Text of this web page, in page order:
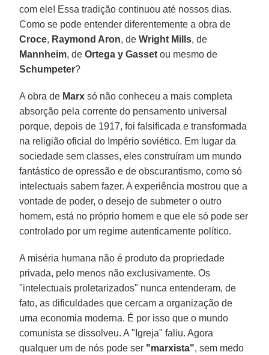
com ele! Essa tradição continuou até nossos dias.
Como se pode entender diferentemente a obra de
Croce, Raymond Aron, deWright Mills, de
Mannheim, deOrtega y Gasset ou mesmo de
Schumpeter?
A obra de Marx só não conheceu a mais completa
absorção pela corrente do pensamento universal
porque, depois de 1917, foi falsificada e transformada
na religião oficial do Império soviético. Em lugar da
sociedade sem classes, eles construíram um mundo
fantástico de opressão e de obscurantismo, como só
intelectuais sabem fazer. A experiência mostrou que a
vontade de poder, o desejo de submeter o outro
homem, está no próprio homem e que ele só pode ser
controlado por um regime autenticamente político.
A miséria humana não é produto da propriedade
privada, pelo menos não exclusivamente. Os
"intelectuais proletarizados" nunca entenderam, de
fato, as dificuldades que cercam a organização de
uma economia moderna. É por isso que o mundo
comunista se dissolveu. A "Igreja" faliu. Agora
qualquer um de nós pode ser "marxista", sem medo